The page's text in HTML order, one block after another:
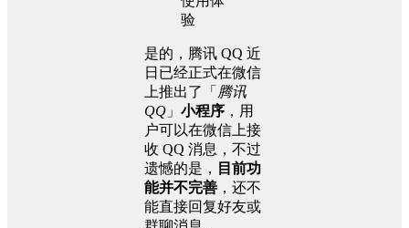
是的，腾讯 QQ 近
日已经正式在微信
上推出了「 腾讯
QQ 」 小程序 ，用
户可以在微信上接
收 QQ 消息，不过
遗憾的是，
目前功
能并不完善 ，还不
能直接回复好友或